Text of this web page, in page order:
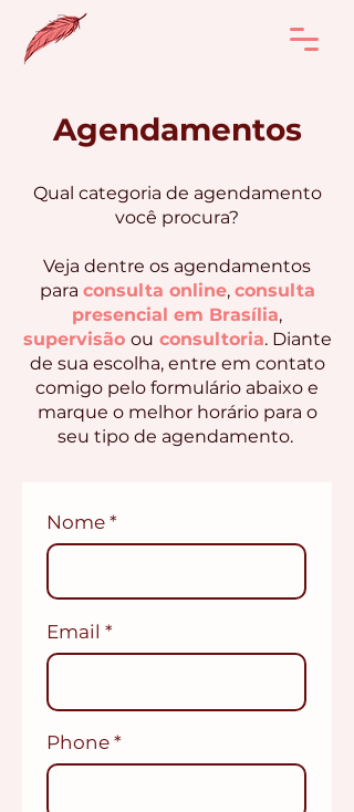
Agendamentos
Qual categoria de agendamento
você procura?
Veja dentre os agendamentos
para consulta online, consulta
presencial em Brasília,
supervisão ou consultoria. Diante
de sua escolha, entre em contato
comigo pelo formulário abaixo e
marque o melhor horário para o
seu tipo de agendamento.
Nome
Email
Phone